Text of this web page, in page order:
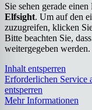
Sie sehen gerade
Elfsight. Um auf den
zuzugreifen, klicken
Bitte beachten Sie,
weitergegeben werden.
Inhalt entsperren
Erforderlichen Service
entsperren
Mehr Informationen